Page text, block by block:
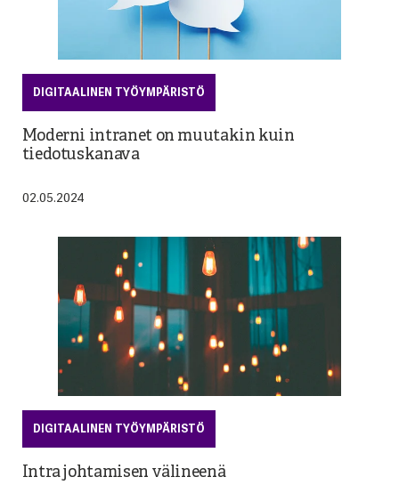
DIGITAALINEN TYÖYMPÄRISTÖ
Moderni intranet on muutakin kuin
tiedotuskanava
02.05.2024
DIGITAALINEN TYÖYMPÄRISTÖ
Intra johtamisen välineenä